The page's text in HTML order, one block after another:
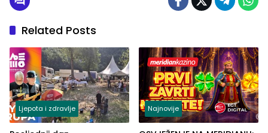
Related Posts
Ljepota i zdravlje Najnovije